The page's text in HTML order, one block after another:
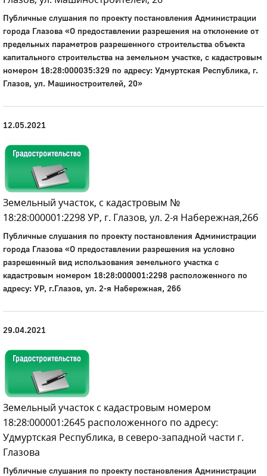
Публичные слушания по проекту постановления Администрации
города Глазова «О предоставлении разрешения на отклонение от
предельных параметров разрешенного строительства объекта
капитального строительства на земельном участке, с кадастровым
номером 18:28:000035:329 по адресу: Удмуртская Республика, г.
Глазов, ул. Машиностроителей, 20»
12.05.2021
Земельный участок, с кадастровым №
18:28:000001:2298 УР, г. Глазов, ул. 2-я Набережная,26б
Публичные слушания по проекту постановления Администрации
города Глазова «О предоставлении разрешения на условно
разрешенный вид использования земельного участка с
кадастровым номером 18:28:000001:2298 расположенного по
адресу: УР, г.Глазов, ул. 2-я Набережная, 26б
29.04.2021
Земельный участок с кадастровым номером
18:28:000001:2645 расположенного по адресу:
Удмуртская Республика, в северо-западной части г.
Глазова
Публичные слушания по проекту постановления Администрации